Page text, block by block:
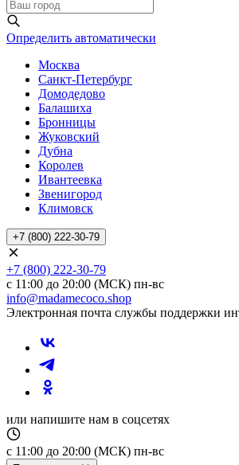
Определить автоматически
Москва
Санкт-Петербург
Домодедово
Балашиха
Бронницы
Жуковский
Дубна
Королев
Ивантеевка
Звенигород
Климовск
+7 (800) 222-30-79
+7 (800) 222-30-79
с 11:00 до 20:00 (МСК) пн-вс
info@madamecoco.shop
Электронная почта службы поддержки
или напишите нам в соцсетях
с 11:00 до 20:00 (МСК) пн-вс